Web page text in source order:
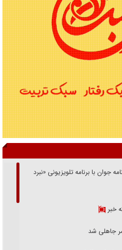
جوان با برنامه تلویزیونی «نبرد
جاهلی شد